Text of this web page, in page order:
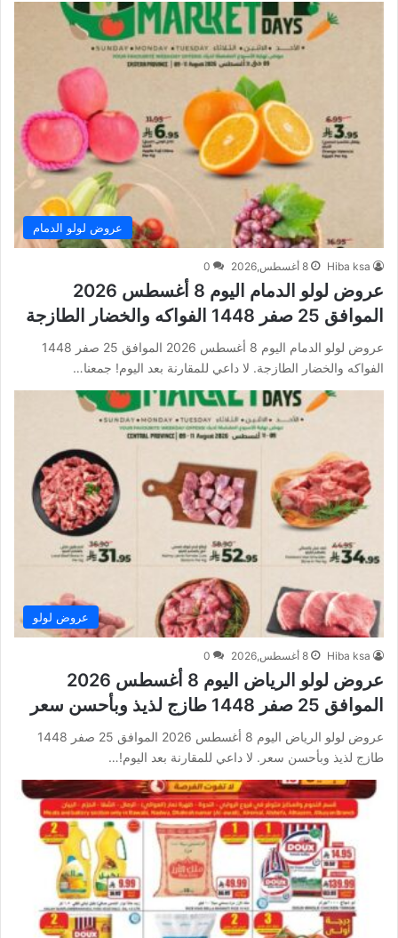
عروض لولو الدمام
Hiba ksa 8 أغسطس,2026 0
عروض لولو الدمام اليوم 8 أغسطس 2026
الموافق 25 صفر 1448 الفواكه والخضار الطازجة
عروض لولو الدمام اليوم 8 أغسطس 2026 الموافق 25 صفر 1448
الفواكه والخضار الطازجة. لا داعي للمقارنة بعد اليوم! جمعنا…
عروض لولو
Hiba ksa 8 أغسطس,2026 0
عروض لولو الرياض اليوم 8 أغسطس 2026
الموافق 25 صفر 1448 طازج لذيذ وبأحسن سعر
عروض لولو الرياض اليوم 8 أغسطس 2026 الموافق 25 صفر 1448
طازج لذيذ وبأحسن سعر. لا داعي للمقارنة بعد اليوم!…